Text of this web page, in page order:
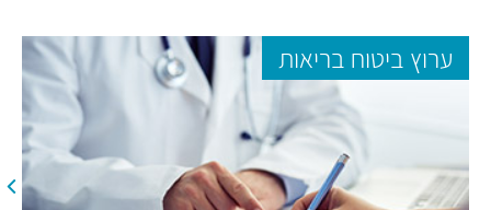
ערוץ ביטוח בריאות